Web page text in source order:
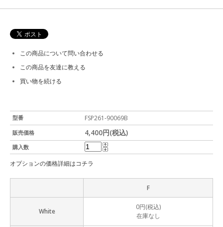
型番 FSP261-90069B
販売価格 4,400円(税込)
購入数
オプションの価格詳細はコチラ
F
White
0円(税込)
在庫なし
この商品について問い合わせる
この商品を友達に教える
買い物を続ける